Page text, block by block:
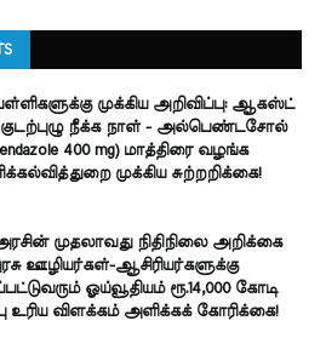
முக்கிய அறிவிப்பு: ஆகஸ்ட்
குடற்புழு நீக்க நாள் - அல்பெண்டசோல்
400 mg) மாத்திரை வழங்க
முக்கிய சுற்றறிக்கை!
முதலாவது நிதிநிலை அறிக்கை
ஊழியர்கள்-ஆசிரியர்களுக்கு
ஓய்வூதியம் ரூ.14,000 கோடி
உரிய விளக்கம் அளிக்கக் கோரிக்கை!